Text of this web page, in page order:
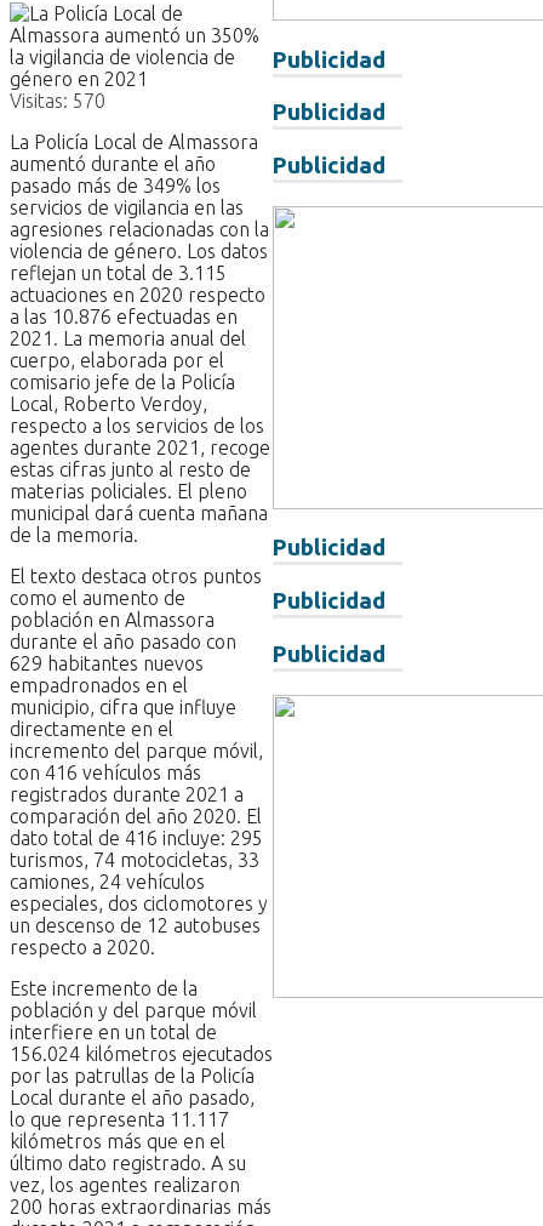
Publicidad
Publicidad
Publicidad
Publicidad
Publicidad
Publicidad
Visitas: 570
La Policía Local de Almassora
aumentó durante el año
pasado más de 349% los
servicios de vigilancia en las
agresiones relacionadas con la
violencia de género. Los datos
reflejan un total de 3.115
actuaciones en 2020 respecto
a las 10.876 efectuadas en
2021. La memoria anual del
cuerpo, elaborada por el
comisario jefe de la Policía
Local, Roberto Verdoy,
respecto a los servicios de los
agentes durante 2021, recoge
estas cifras junto al resto de
materias policiales. El pleno
municipal dará cuenta mañana
de la memoria.
El texto destaca otros puntos
como el aumento de
población en Almassora
durante el año pasado con
629 habitantes nuevos
empadronados en el
municipio, cifra que influye
directamente en el
incremento del parque móvil,
con 416 vehículos más
registrados durante 2021 a
comparación del año 2020. El
dato total de 416 incluye: 295
turismos, 74 motocicletas, 33
camiones, 24 vehículos
especiales, dos ciclomotores y
un descenso de 12 autobuses
respecto a 2020.
Este incremento de la
población y del parque móvil
interfiere en un total de
156.024 kilómetros ejecutados
por las patrullas de la Policía
Local durante el año pasado,
lo que representa 11.117
kilómetros más que en el
último dato registrado. A su
vez, los agentes realizaron
200 horas extraordinarias más